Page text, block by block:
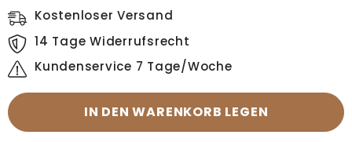
Kostenloser Versand
14 Tage Widerrufsrecht
Kundenservice 7 Tage/Woche
IN DEN WARENKORB LEGEN